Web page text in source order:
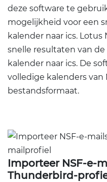
deze software te
mogelijkheid voor een
kalender naar ics.
snelle resultaten van
kalender naar ics. De
volledige kalenders van
bestandsformaat.
Importeer NSF-e-
Thunderbird-